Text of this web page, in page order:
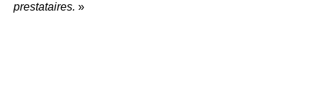
prestataires. »